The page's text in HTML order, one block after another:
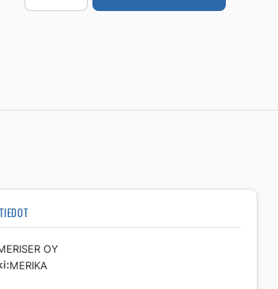
450/315
OY
MERIKA